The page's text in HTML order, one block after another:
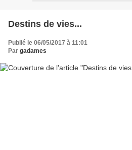
Destins de vies...
Publié le 06/05/2017 à 11:01
Par gadames